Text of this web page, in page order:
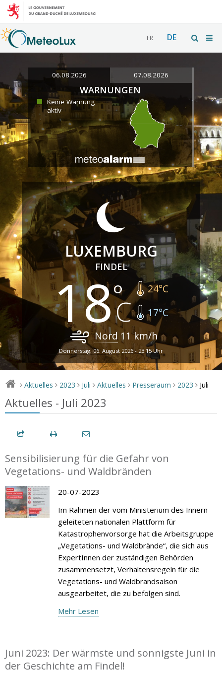
FR DE
06.08.2026 07.08.2026
WARNUNGEN
Keine Warnung
aktiv
LUXEMBURG
FINDEL
18 24°C
17°C
Nord 11km/h
Donnerstag, 06. August 2026 - 23:15 Uhr
> Aktuelles > 2023 > Juli > Aktuelles > Presseraum > 2023 > Juli
Aktuelles - Juli 2023
Sensibilisierung für die Gefahr von
Vegetations- und Waldbränden
20-07-2023
Im Rahmen der vom Ministerium des Innern
geleiteten nationalen Plattform für
Katastrophenvorsorge hat die Arbeitsgruppe
„Vegetations- und Waldbrände“, die sich aus
ExpertInnen der zuständigen Behörden
zusammensetzt, Verhaltensregeln für die
Vegetations- und Waldbrandsaison
ausgearbeitet, die zu befolgen sind.
Mehr Lesen
Juni 2023: Der wärmste und sonnigste Juni in
der Geschichte am Findel!